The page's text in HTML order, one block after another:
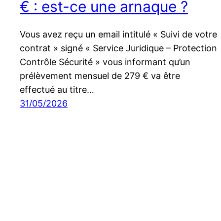
€ : est-ce une arnaque ?
Vous avez reçu un email intitulé « Suivi de votre
contrat » signé « Service Juridique – Protection
Contrôle Sécurité » vous informant qu’un
prélèvement mensuel de 279 € va être
effectué au titre…
31/05/2026